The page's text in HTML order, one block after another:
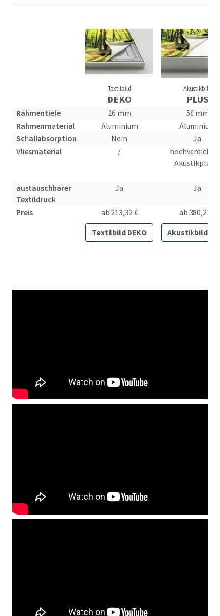
Textilbild
DEKO
Akustikbild
PLUS
Rahmentiefe 26 mm
58 mm
Rahmenmaterial
Aluminium
Aluminium
Schallabsorption
Nein
Ja
Vliesmaterial
/
austauschbarer
Textildruck
Ja Ja
Preis ab 213,32 € ab 380,21 €
Textilbild DEKO Akustikbild